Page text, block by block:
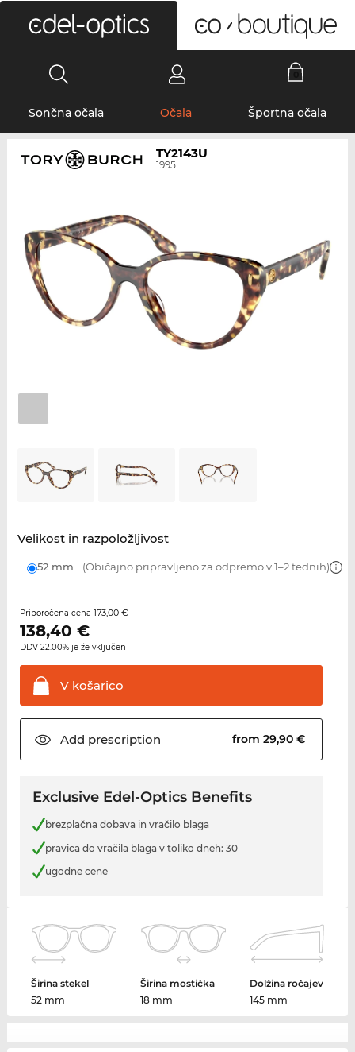
Sončna očala Očala Športna očala
TY2143U
1995
Velikost in razpoložljivost
52 mm (Običajno pripravljeno za odpremo v 1–2 tednih)
Priporočena cena 173,00 €
138,40 €
DDV 22.00% je že vključen
Vkošarico
Add prescription from 29,90 €
Exclusive Edel-Optics Benefits
brezplačna dobava in vračilo blaga
pravica do vračila blaga v toliko dneh: 30
ugodne cene
Širina stekel
52 mm
Širina mostička
18 mm
Dolžina ročajev
145 mm